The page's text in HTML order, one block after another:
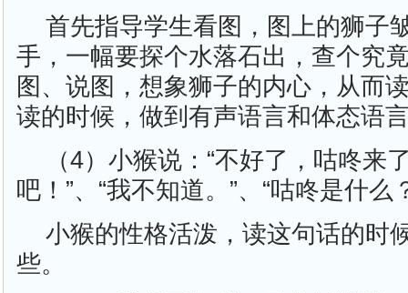
首先指导学生看图，图上的狮子
手，一幅要探个水落石出，查个究
图、说图，想象狮子的内心，从而
读的时候，做到有声语言和体态语
（4）小猴说：“不好了，咕咚来
吧！”、“我不知道。”、“咕咚是什么
小猴的性格活泼，读这句话的时
些。